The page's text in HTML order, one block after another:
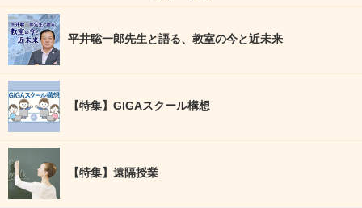
平井聡一郎先生と語る、教室の今と近未来
【特集】GIGAスクール構想
【特集】遠隔授業